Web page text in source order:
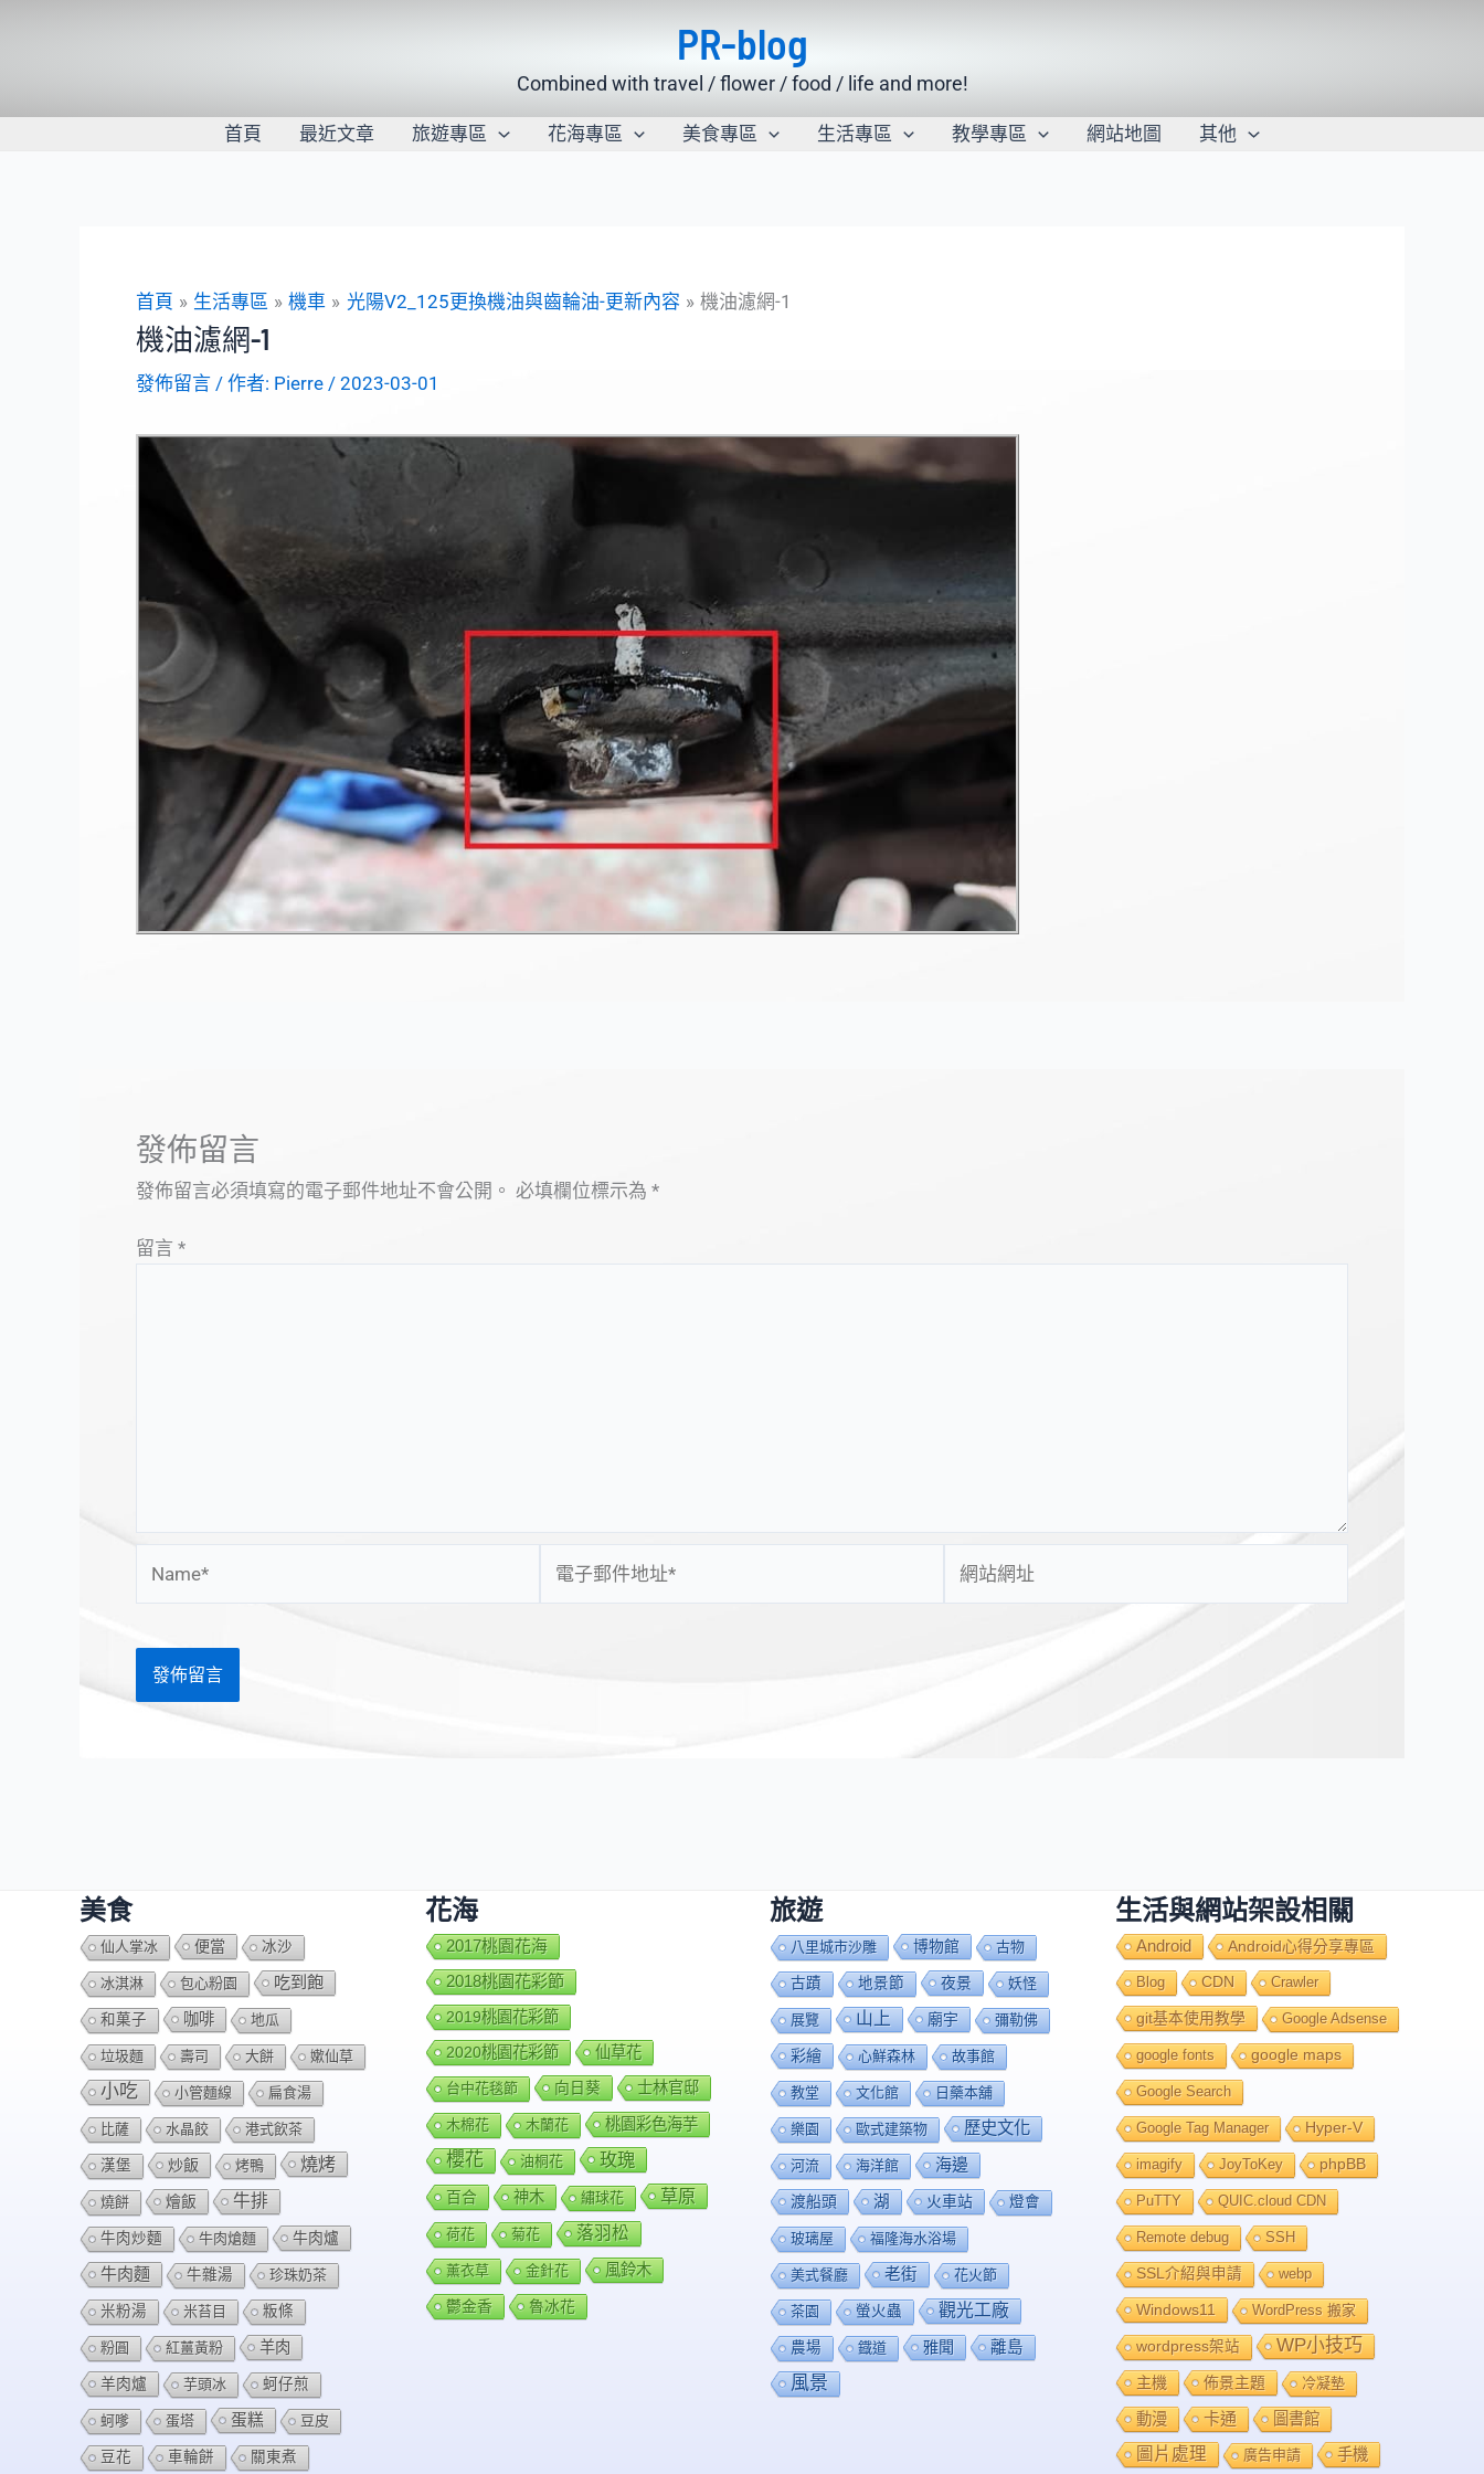
PR-blog
Combined with travel / flower / food / life and more!
首頁 最近文章 旅遊專區 花海專區 美食專區 生活專區 教學專區 網站地圖 其他
首頁 生活專區 機車 光陽V2_125更換機油與齒輪油-更新內容 機油濾網-1
機油濾網-1
發佈留言 / 作者: Pierre / 2023-03-01
發佈留言
發佈留言必須填寫的電子郵件地址不會公開。 必填欄位標示為 *
留言 *
站
美食
仙人掌冰 便當 冰沙
冰淇淋 包心粉園 吃到飽
和菓子 咖啡 地瓜
垃圾麵 壽司 大餅 嫰仙草
小吃 小管麵線 扁食湯
比薩 水晶餃 港式飲茶
漢堡 炒飯 烤鴨 燒烤
燒餅 燴飯 牛排
牛肉炒麵 牛肉熗麵 牛肉爐
牛肉麵 牛雜湯 珍珠奶茶
米粉湯 米苔目 粄條
粉圓 紅薑黃粉 羊肉
羊肉爐 芋頭冰 蚵仔煎
蚵嗲 蛋塔 蛋糕 豆皮
豆花 車輪餅 關東煮
花海
2017桃園花海
2018桃園花彩節
2019桃園花彩節
2020桃園花彩節
仙草花
台中花毯節 向日葵 士林官邸
木棉花 木蘭花 桃園彩色海芋
櫻花 油桐花 玫瑰
百合 神木 繡球花 草原
荷花 菊花 落羽松
薰衣草 金針花 風鈴木
鬱金香 魯冰花
旅遊
八里城市沙雕 博物館 古物
古蹟 地景節 夜景 妖怪
展覽 山上 廟宇 彌勒佛
彩繪 心鮮森林 故事館
教堂 文化館 日藥本舖
樂園 歐式建築物 歷史文化
河流 海洋館 海邊
渡船頭 湖 火車站 燈會
玻璃屋 福隆海水浴場
美式餐廳 老街 花火節
茶園 螢火蟲 觀光工廠
農場 鐡道 雅聞 離島
風景
生活與網站架設相關
Android Android心得分享專區
Blog CDN Crawler
git基本使用教學 Google Adsense
google fonts google maps
Google Search
Google Tag Manager Hyper-V
imagify JoyToKey phpBB
PuTTY QUIC.cloud CDN
Remote debug SSH
SSL介紹與申請 webp
Windows11 WordPress 搬家
wordpress架站 WP小技巧
主機 佈景主題 冷凝墊
動漫 卡通 圖書館
圖片處理 廣告申請 手機